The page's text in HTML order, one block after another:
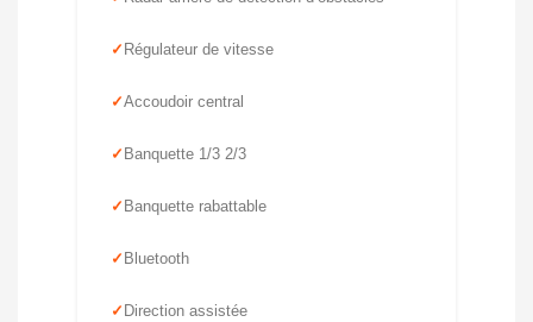
Régulateur de vitesse
Accoudoir central
Banquette 1/3 2/3
Banquette rabattable
Bluetooth
Direction assistée